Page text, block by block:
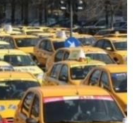
INFO IAȘI